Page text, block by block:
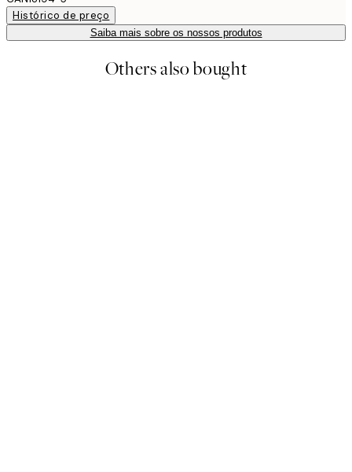
Histórico de preço
Saiba mais sobre os nossos produtos
Others also bought